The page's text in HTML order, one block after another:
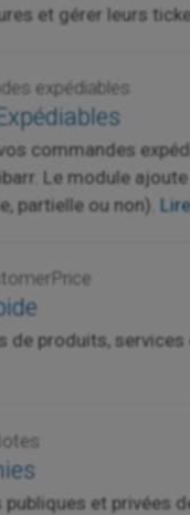
et gérer leurs
expédiables
commandes
Le module
partielle ou non).
de produits,
et privées